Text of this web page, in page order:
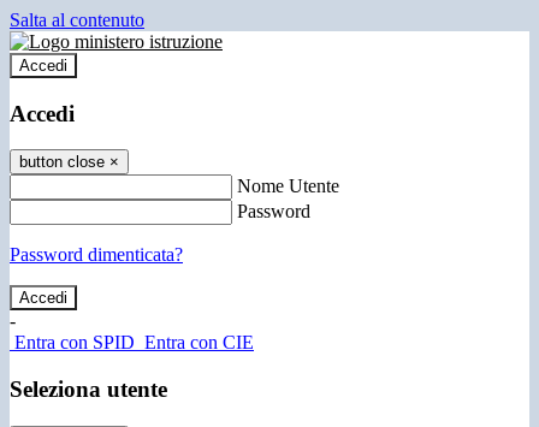
Salta al contenuto
Accedi
Accedi
button close ×
Nome Utente
Password
Password dimenticata?
-
Entra con SPID Entra con CIE
Seleziona utente